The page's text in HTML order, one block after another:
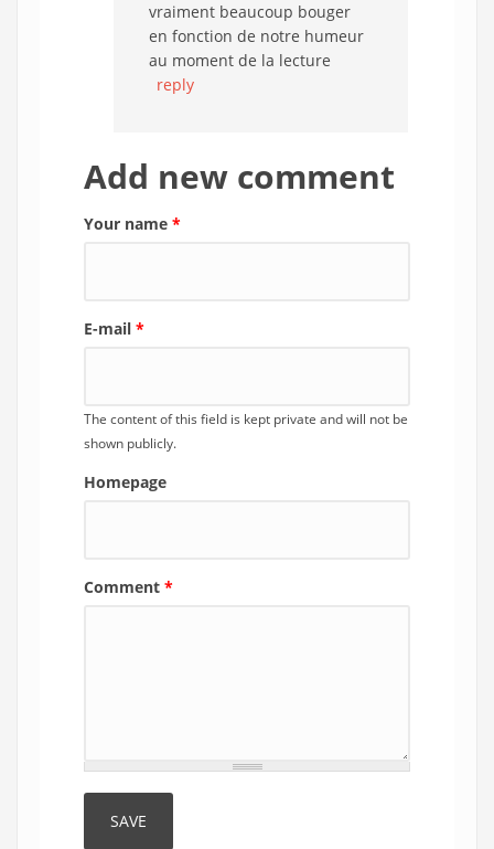
vraiment beaucoup bouger
en fonction de notre humeur
au moment de la lecture
reply
Add new comment
Your name *
E-mail *
The content of this field is kept private and will not be
shown publicly.
Homepage
Comment *